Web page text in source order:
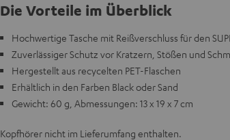
Die Vorteile im Überblick
Hochwertige Tasche mit Reißverschluss für den
Zuverlässiger Schutz vor Kratzern, Stößen und
Hergestellt aus recycelten PET-Flaschen
Erhältlich in den Farben Black oder Sand
Gewicht: 60 g, Abmessungen: 13 x 19 x 7 cm
Kopfhörer nicht im Lieferumfang enthalten.